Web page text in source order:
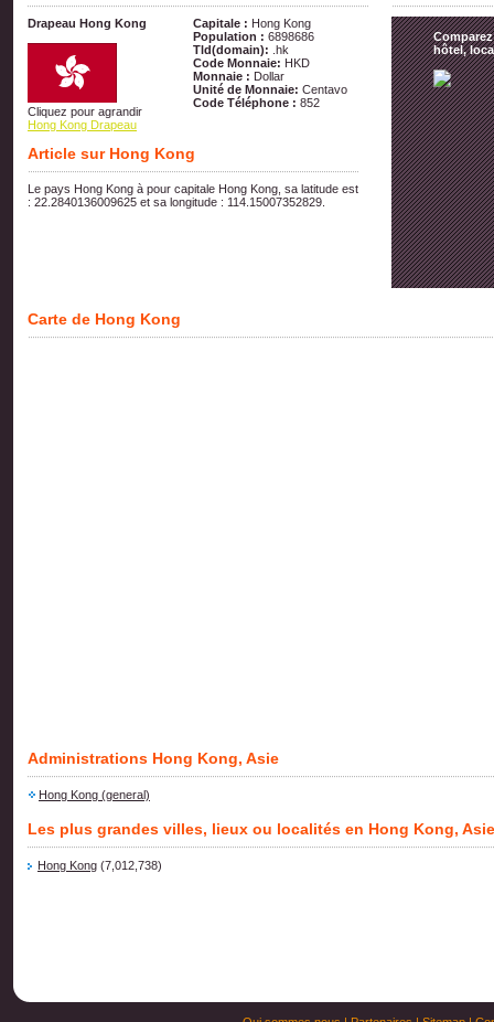
Drapeau Hong Kong
Cliquez pour agrandir
Hong Kong Drapeau
Capitale : Hong Kong
Population : 6898686
Tld(domain): .hk
Code Monnaie: HKD
Monnaie : Dollar
Unité de Monnaie: Centavo
Code Téléphone : 852
Article sur Hong Kong
Le pays Hong Kong à pour capitale Hong Kong, sa latitude est
: 22.2840136009625 et sa longitude : 114.15007352829.
hôtel,
Carte de Hong Kong
Administrations Hong Kong, Asie
Hong Kong (general)
Les plus grandes villes, lieux ou localités en Hong Kong, Asie
Hong Kong (7,012,738)